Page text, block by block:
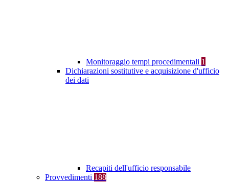
Monitoraggio tempi procedimentali 1
Dichiarazioni sostitutive e acquisizione d'ufficio
dei dati
Recapiti dell'ufficio responsabile
Provvedimenti 188